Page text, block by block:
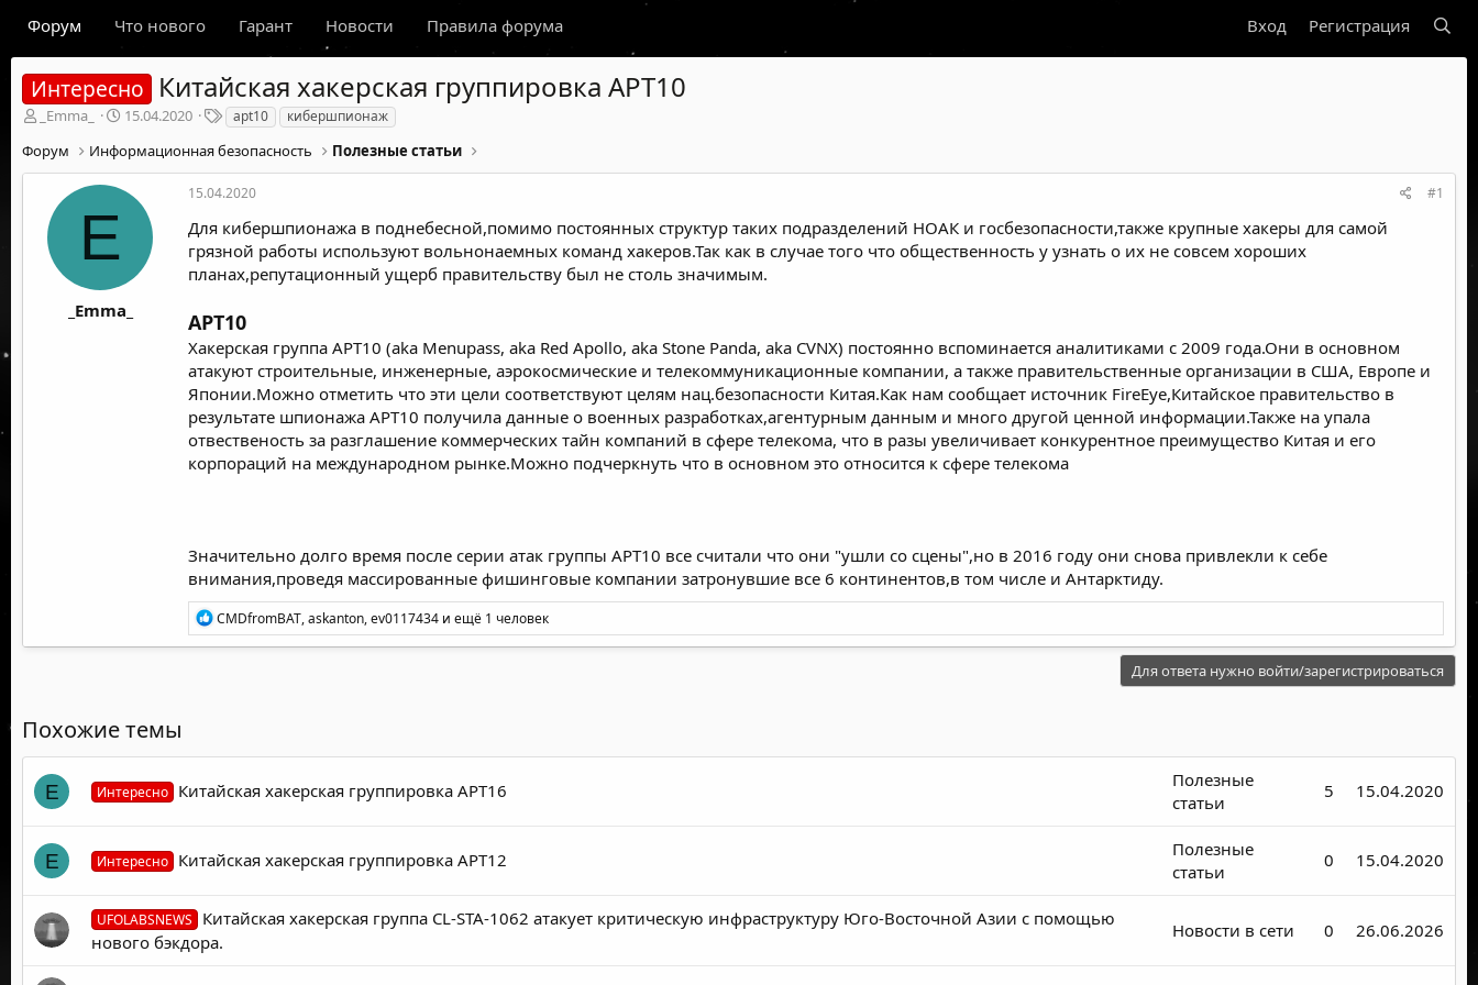
Форум Что нового Гарант Новости Правила форума Вход Регистрация
Интересно Китайская хакерская группировка APT10
т
о
м
_Emma_
Д
т
а
н
15.04.2020
Т
е
г
и
apt10 кибершпионаж
Форум Информационная безопасность Полезные статьи
E
_Emma_
15.04.2020 #1
Для кибершпионажа в поднебесной,помимо постоянных структур таких подразделений НОАК и госбезопасности,также крупные хакеры для самой
грязной работы используют вольнонаемных команд хакеров.Так как в случае того что общественность у узнать о их не совсем хороших
планах,репутационный ущерб правительству был не столь значимым.
APT10
Хакерская группа APT10 (aka Menupass, aka Red Apollo, aka Stone Panda, aka CVNX) постоянно вспоминается аналитиками с 2009 года.Они в основном
атакуют строительные, инженерные, аэрокосмические и телекоммуникационные компании, а также правительственные организации в США, Европе и
Японии.Можно отметить что эти цели соответствуют целям нац.безопасности Китая.Как нам сообщает источник FireEye,Китайское правительство в
результате шпионажа APT10 получила данные о военных разработках,агентурным данным и много другой ценной информации.Также на упала
отвественость за разглашение коммерческих тайн компаний в сфере телекома, что в разы увеличивает конкурентное преимущество Китая и его
корпораций на международном рынке.Можно подчеркнуть что в основном это относится к сфере телекома
Значительно долго время после серии атак группы APT10 все считали что они "ушли со сцены",но в 2016 году они снова привлекли к себе
внимания,проведя массированные фишинговые компании затронувшие все 6 континентов,в том числе и Антарктиду.
Р
е
а
CMDfromBAT,askanton,ev0117434 и ещё 1 человек
Для ответа нужно войти/зарегистрироваться
Похожие темы
E Интересно Китайская хакерская группировка APT16
Полезные
статьи
5 15.04.2020
E Интересно Китайская хакерская группировка APT12
Полезные
статьи
0 15.04.2020
UFOLABSNEWS
Китайская хакерская группа CL-STA-1062 атакует критическую инфраструктуру Юго-Восточной Азии с помощью
нового бэкдора.
Новости в сети 0 26.06.2026